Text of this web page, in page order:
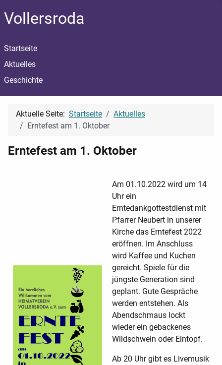
Vollersroda
Startseite
Aktuelles
Geschichte
Aktuelle Seite: Startseite
Aktuelles
Erntefest am 1. Oktober
Erntefest am 1. Oktober
Am 01.10.2022 wird um 14
Uhr ein
Erntedankgottestdienst mit
Pfarrer Neubert in unserer
Kirche das Erntefest 2022
eröffnen. Im Anschluss
wird Kaffee und Kuchen
gereicht. Spiele für die
jüngste Generation sind
geplant. Gute Gespräche
werden entstehen. Als
Abendschmaus lockt
wieder ein gebackenes
Wildschwein oder Eintopf.
Ab 20 Uhr gibt es Livemusik